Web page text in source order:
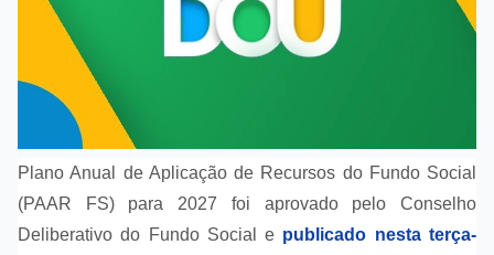
Plano Anual de Aplicação de Recursos do Fundo Social
(PAAR FS) para 2027 foi aprovado pelo Conselho
Deliberativo do Fundo Social e publicado nesta terça-